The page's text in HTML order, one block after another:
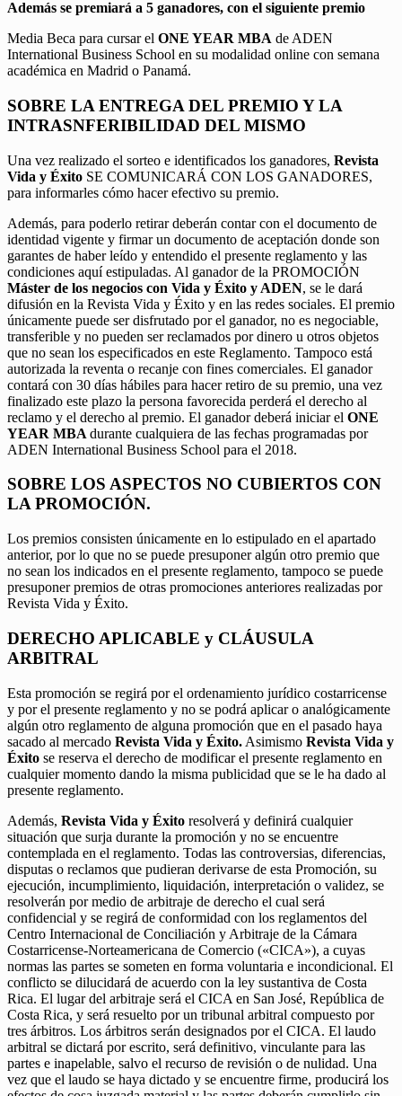
Además se premiará a 5 ganadores, con el siguiente premio
Media Beca para cursar el ONE YEAR MBA de ADEN
International Business School en su modalidad online con semana
académica en Madrid o Panamá.
SOBRE LA ENTREGA DEL PREMIO Y LA
INTRASNFERIBILIDAD DEL MISMO
Una vez realizado el sorteo e identificados los ganadores, Revista
Vida y Éxito SE COMUNICARÁ CON LOS GANADORES,
para informarles cómo hacer efectivo su premio.
Además, para poderlo retirar deberán contar con el documento de
identidad vigente y firmar un documento de aceptación donde son
garantes de haber leído y entendido el presente reglamento y las
condiciones aquí estipuladas. Al ganador de la PROMOCIÓN
Máster de los negocios con Vida y Éxito y ADEN, se le dará
difusión en la Revista Vida y Éxito y en las redes sociales. El premio
únicamente puede ser disfrutado por el ganador, no es negociable,
transferible y no pueden ser reclamados por dinero u otros objetos
que no sean los especificados en este Reglamento. Tampoco está
autorizada la reventa o recanje con fines comerciales. El ganador
contará con 30 días hábiles para hacer retiro de su premio, una vez
finalizado este plazo la persona favorecida perderá el derecho al
reclamo y el derecho al premio. El ganador deberá iniciar el ONE
YEAR MBA durante cualquiera de las fechas programadas por
ADEN International Business School para el 2018.
SOBRE LOS ASPECTOS NO CUBIERTOS CON
LA PROMOCIÓN.
Los premios consisten únicamente en lo estipulado en el apartado
anterior, por lo que no se puede presuponer algún otro premio que
no sean los indicados en el presente reglamento, tampoco se puede
presuponer premios de otras promociones anteriores realizadas por
Revista Vida y Éxito.
DERECHO APLICABLE y CLÁUSULA
ARBITRAL
Esta promoción se regirá por el ordenamiento jurídico costarricense
y por el presente reglamento y no se podrá aplicar o analógicamente
algún otro reglamento de alguna promoción que en el pasado haya
sacado al mercado Revista Vida y Éxito. Asimismo Revista Vida y
Éxito se reserva el derecho de modificar el presente reglamento en
cualquier momento dando la misma publicidad que se le ha dado al
presente reglamento.
Además, Revista Vida y Éxito resolverá y definirá cualquier
situación que surja durante la promoción y no se encuentre
contemplada en el reglamento. Todas las controversias, diferencias,
disputas o reclamos que pudieran derivarse de esta Promoción, su
ejecución, incumplimiento, liquidación, interpretación o validez, se
resolverán por medio de arbitraje de derecho el cual será
confidencial y se regirá de conformidad con los reglamentos del
Centro Internacional de Conciliación y Arbitraje de la Cámara
Costarricense-Norteamericana de Comercio («CICA»), a cuyas
normas las partes se someten en forma voluntaria e incondicional. El
conflicto se dilucidará de acuerdo con la ley sustantiva de Costa
Rica. El lugar del arbitraje será el CICA en San José, República de
Costa Rica, y será resuelto por un tribunal arbitral compuesto por
tres árbitros. Los árbitros serán designados por el CICA. El laudo
arbitral se dictará por escrito, será definitivo, vinculante para las
partes e inapelable, salvo el recurso de revisión o de nulidad. Una
vez que el laudo se haya dictado y se encuentre firme, producirá los